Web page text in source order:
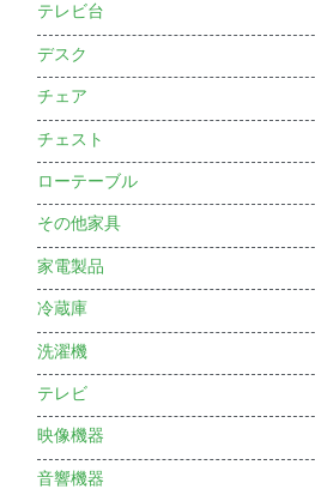
テレビ台
デスク
チェア
チェスト
ローテーブル
その他家具
家電製品
冷蔵庫
洗濯機
テレビ
映像機器
音響機器